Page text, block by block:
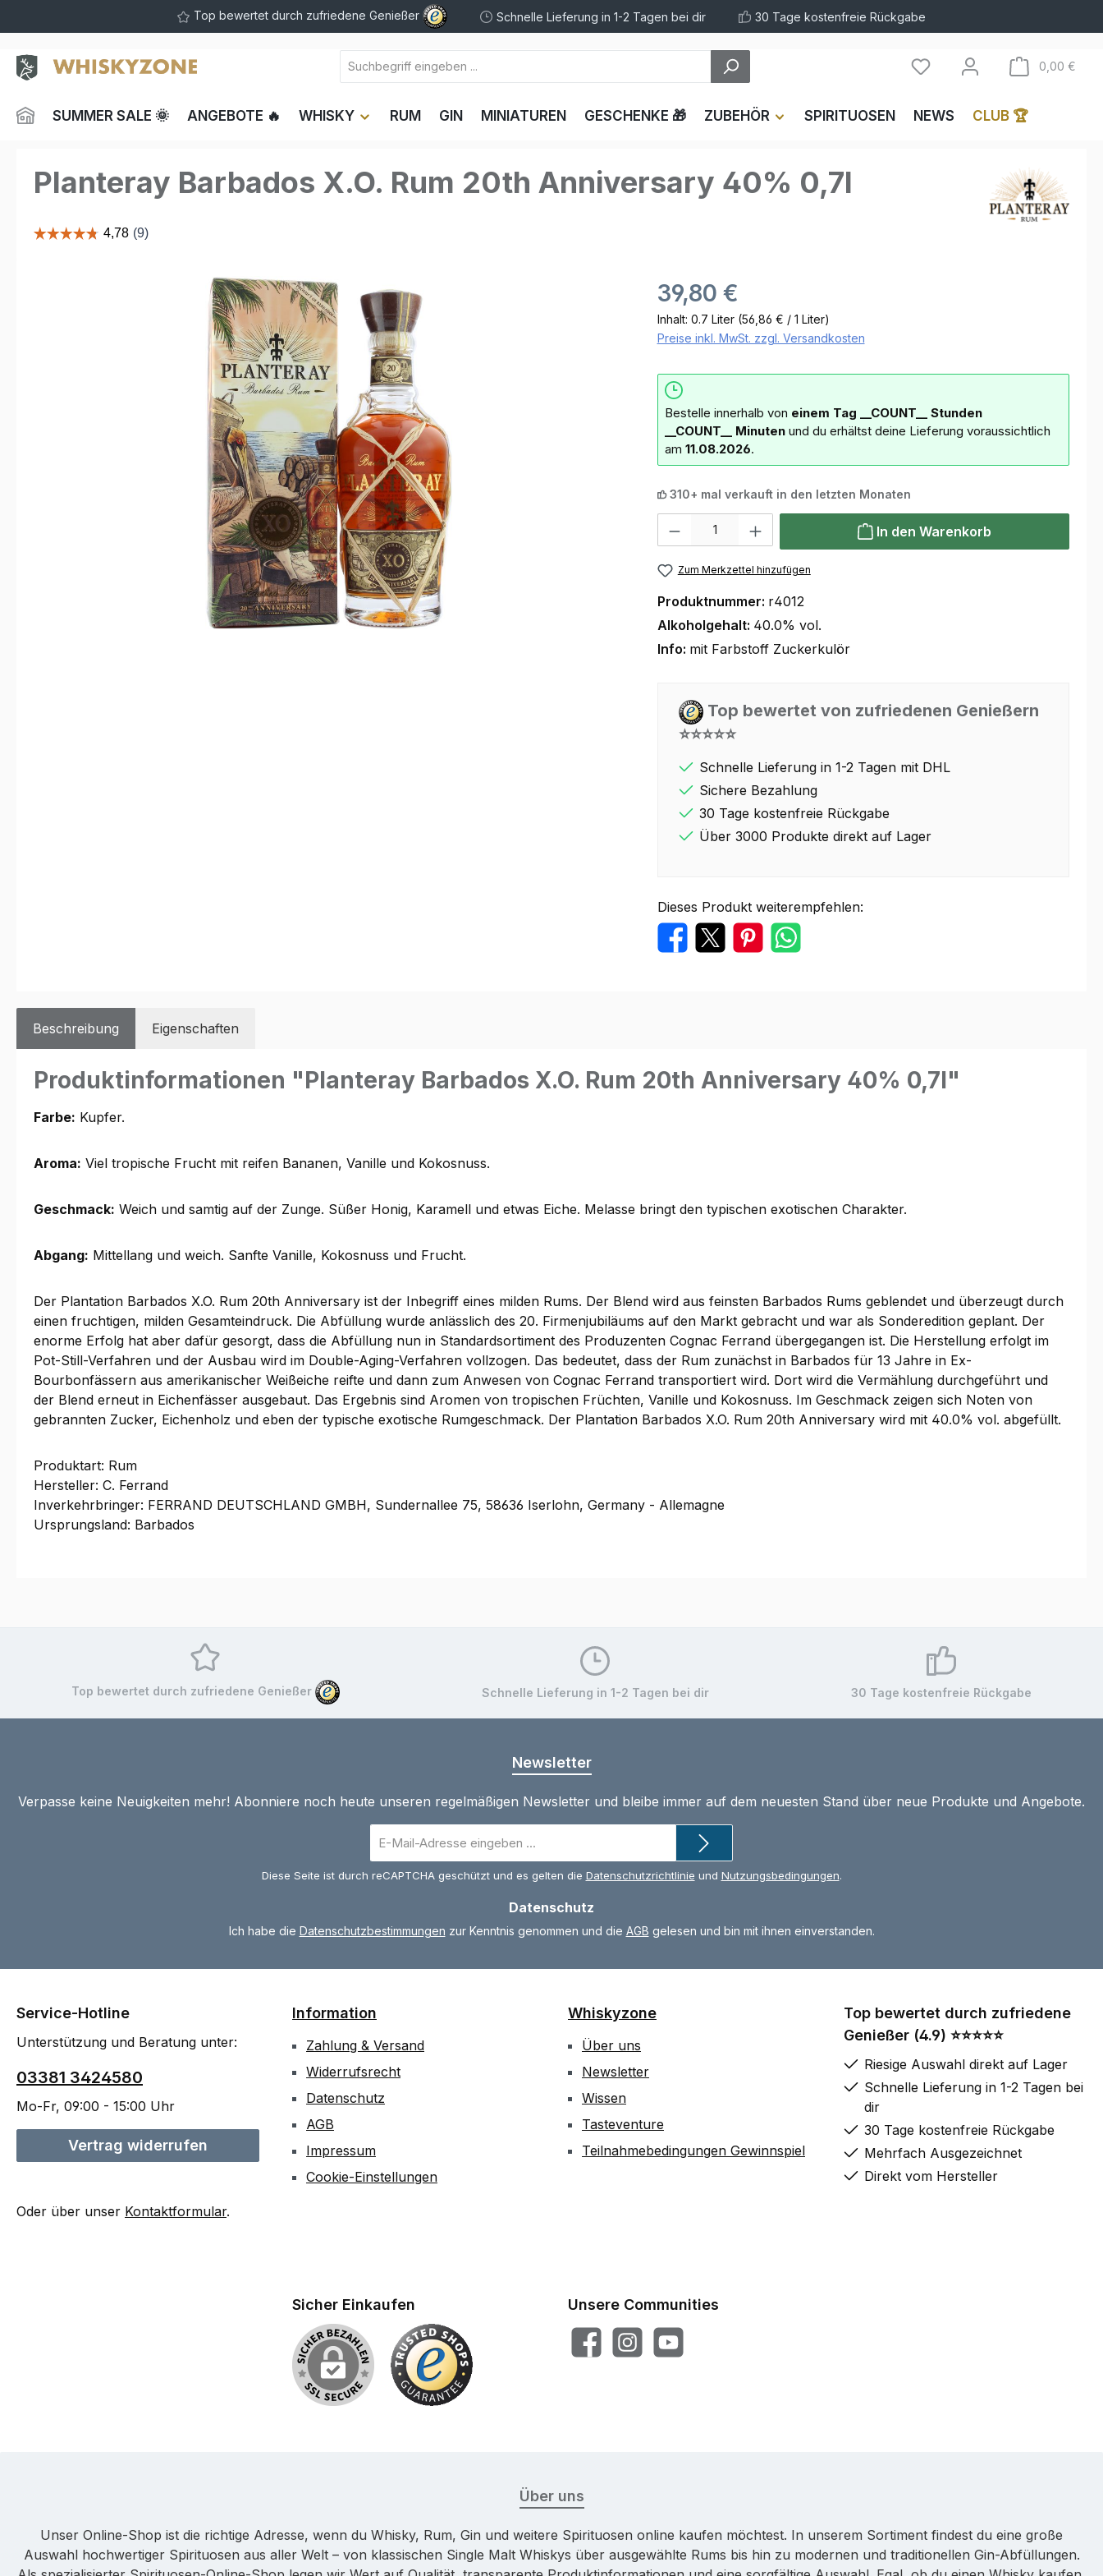
Zur Hauptnavigation springenTop bewertet durch zufriedene Genießer Schnelle Lieferung in 1-2 Tagen bei dir 30 Tage kostenfreie Rückgabe
0,00 €
SUMMER SALE 🌞 ANGEBOTE 🔥 WHISKY RUM GIN MINIATUREN GESCHENKE 🎁 ZUBEHÖR SPIRITUOSEN NEWS CLUB 🏆
Planteray Barbados X.O. Rum 20th Anniversary 40% 0,7l
39,80 €
Inhalt: 0.7 Liter (56,86 € / 1 Liter)
Preise inkl. MwSt. zzgl. Versandkosten
Bestelle innerhalb von einem Tag
__COUNT__ Stunden
__COUNT__ Minuten und du erhältst deine Lieferung voraussichtlich
am 11.08.2026.
310+ mal verkauft in den letzten Monaten
In den Warenkorb
Zum Merkzettel hinzufügen
Produktnummer: r4012
Alkoholgehalt: 40.0% vol.
Info: mit Farbstoff Zuckerkulör
Top bewertet von zufriedenen Genießern
⭐⭐⭐⭐⭐
Schnelle Lieferung in 1-2 Tagen mit DHL
Sichere Bezahlung
30 Tage kostenfreie Rückgabe
Über 3000 Produkte direkt auf Lager
Dieses Produkt weiterempfehlen:
Beschreibung Eigenschaften
Produktinformationen "Planteray Barbados X.O. Rum 20th Anniversary 40% 0,7l"
Farbe: Kupfer.
Aroma: Viel tropische Frucht mit reifen Bananen, Vanille und Kokosnuss.
Geschmack: Weich und samtig auf der Zunge. Süßer Honig, Karamell und etwas Eiche. Melasse bringt den typischen exotischen Charakter.
Abgang: Mittellang und weich. Sanfte Vanille, Kokosnuss und Frucht.
Der Plantation Barbados X.O. Rum 20th Anniversary ist der Inbegriff eines milden Rums. Der Blend wird aus feinsten Barbados Rums geblendet und überzeugt durch
einen fruchtigen, milden Gesamteindruck. Die Abfüllung wurde anlässlich des 20. Firmenjubiläums auf den Markt gebracht und war als Sonderedition geplant. Der
enorme Erfolg hat aber dafür gesorgt, dass die Abfüllung nun in Standardsortiment des Produzenten Cognac Ferrand übergegangen ist. Die Herstellung erfolgt im
Pot-Still-Verfahren und der Ausbau wird im Double-Aging-Verfahren vollzogen. Das bedeutet, dass der Rum zunächst in Barbados für 13 Jahre in Ex-
Bourbonfässern aus amerikanischer Weißeiche reifte und dann zum Anwesen von Cognac Ferrand transportiert wird. Dort wird die Vermählung durchgeführt und
der Blend erneut in Eichenfässer ausgebaut. Das Ergebnis sind Aromen von tropischen Früchten, Vanille und Kokosnuss. Im Geschmack zeigen sich Noten von
gebrannten Zucker, Eichenholz und eben der typische exotische Rumgeschmack. Der Plantation Barbados X.O. Rum 20th Anniversary wird mit 40.0% vol. abgefüllt.
Produktart: Rum
Hersteller: C. Ferrand
Inverkehrbringer: FERRAND DEUTSCHLAND GMBH, Sundernallee 75, 58636 Iserlohn, Germany - Allemagne
Ursprungsland: Barbados
Top bewertet durch zufriedene Genießer Schnelle Lieferung in 1-2 Tagen bei dir 30 Tage kostenfreie Rückgabe
Newsletter
Verpasse keine Neuigkeiten mehr! Abonniere noch heute unseren regelmäßigen Newsletter und bleibe immer auf dem neuesten Stand über neue Produkte und Angebote.
Mail-
Adresse
*
Diese Seite ist durch reCAPTCHA geschützt und es gelten die Datenschutzrichtlinie und Nutzungsbedingungen.
Datenschutz
Ich habe die Datenschutzbestimmungen zur Kenntnis genommen und die AGB gelesen und bin mit ihnen einverstanden.
Service-Hotline
Unterstützung und Beratung unter:
03381 3424580
Mo-Fr, 09:00 - 15:00 Uhr
Vertrag widerrufen
Oder über unser Kontaktformular.
Information
Zahlung & Versand
Widerrufsrecht
Datenschutz
AGB
Impressum
Cookie-Einstellungen
Whiskyzone
Über uns
Newsletter
Wissen
Tasteventure
Teilnahmebedingungen Gewinnspiel
Top bewertet durch zufriedene
Genießer (4.9) ⭐⭐⭐⭐⭐
Riesige Auswahl direkt auf Lager
Schnelle Lieferung in 1-2 Tagen bei
dir
30 Tage kostenfreie Rückgabe
Mehrfach Ausgezeichnet
Direkt vom Hersteller
Sicher Einkaufen Unsere Communities
FacebookInstagramYouTube
Über uns
Unser Online-Shop ist die richtige Adresse, wenn du Whisky, Rum, Gin und weitere Spirituosen online kaufen möchtest. In unserem Sortiment findest du eine große
Auswahl hochwertiger Spirituosen aus aller Welt – von klassischen Single Malt Whiskys über ausgewählte Rums bis hin zu modernen und traditionellen Gin-Abfüllungen.